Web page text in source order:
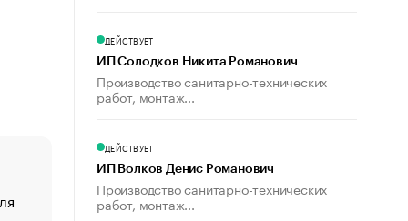
«От спорта тело стареет иначе». Как живет глава
ДЕЙСТВУЕТ
ИП Солодков Никита Романович
Производство санитарно-технических
работ, монтаж...
ДЕЙСТВУЕТ
ИП Волков Денис Романович
Производство санитарно-технических
работ, монтаж...